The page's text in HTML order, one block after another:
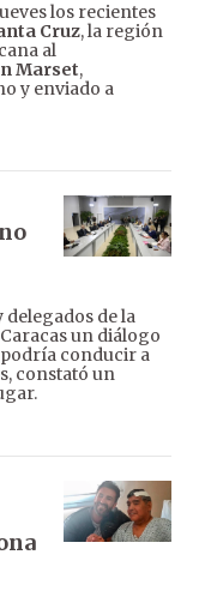
los recientes
Cruz, la región
al
Marset,
y enviado a
delegados de la
un diálogo
conducir a
constató un